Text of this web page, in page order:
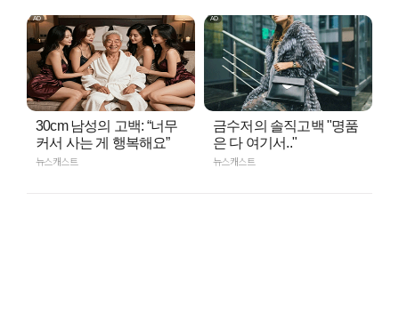
30cm 남성의 고백: “너무
커서 사는 게 행복해요”
뉴스캐스트
금수저의 솔직고백 "명품
은 다 여기서.."
뉴스캐스트